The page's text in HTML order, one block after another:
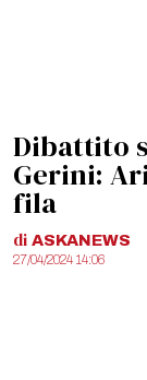
Dibattito
Gerini:
fila
di ASKANEWS
27/04/2024 14:06